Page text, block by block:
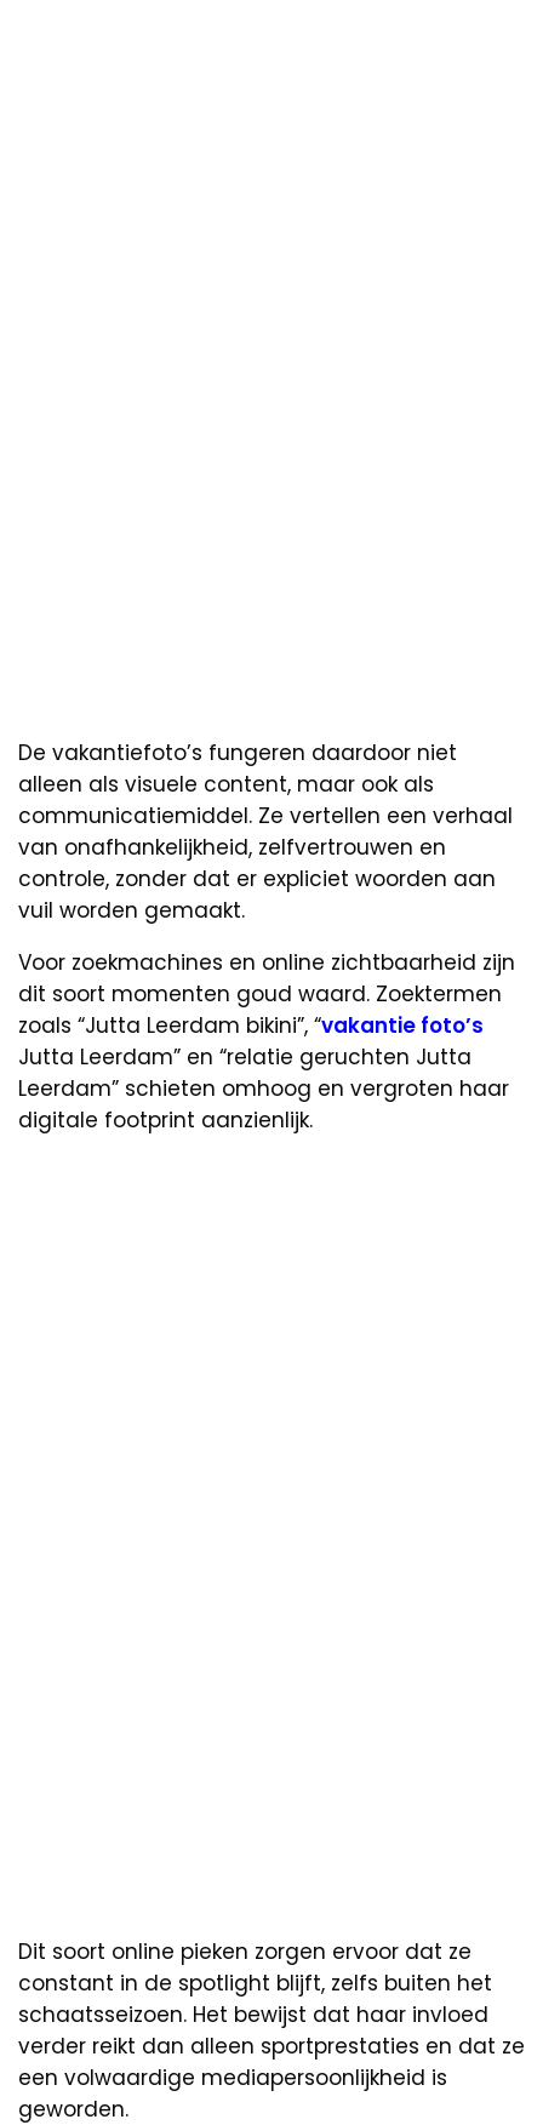
De vakantiefoto’s fungeren daardoor niet
alleen als visuele content, maar ook als
communicatiemiddel. Ze vertellen een verhaal
van onafhankelijkheid, zelfvertrouwen en
controle, zonder dat er expliciet woorden aan
vuil worden gemaakt.
Voor zoekmachines en online zichtbaarheid zijn
dit soort momenten goud waard. Zoektermen
zoals “Jutta Leerdam bikini”, “vakantie foto’s
Jutta Leerdam” en “relatie geruchten Jutta
Leerdam” schieten omhoog en vergroten haar
digitale footprint aanzienlijk.
Dit soort online pieken zorgen ervoor dat ze
constant in de spotlight blijft, zelfs buiten het
schaatsseizoen. Het bewijst dat haar invloed
verder reikt dan alleen sportprestaties en dat ze
een volwaardige mediapersoonlijkheid is
geworden.